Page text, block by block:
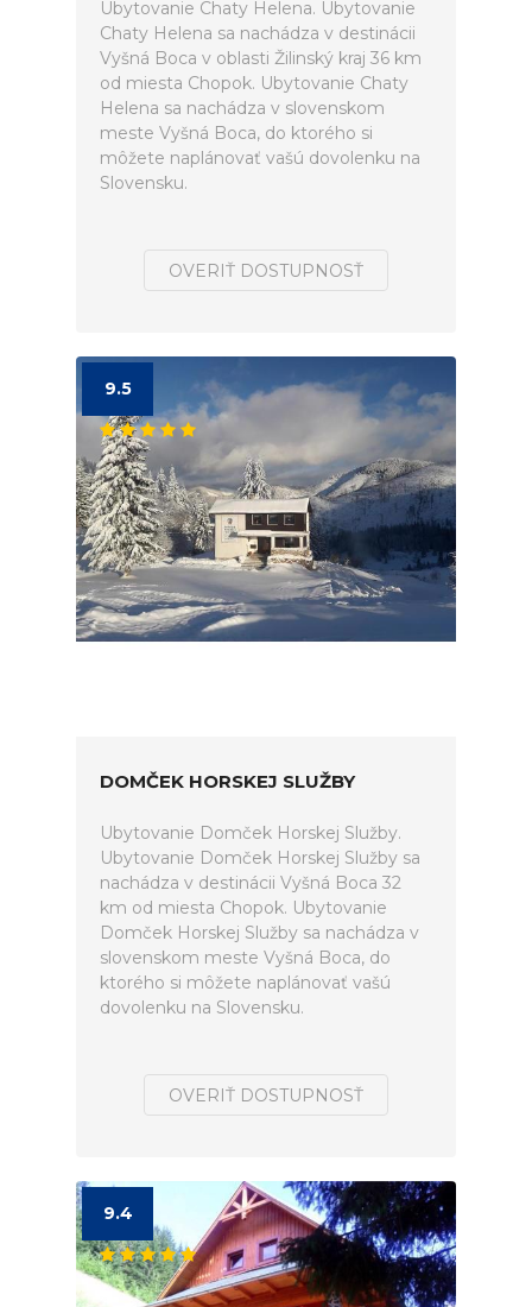
Ubytovanie Chaty Helena. Ubytovanie
Chaty Helena sa nachádza v destinácii
Vyšná Boca v oblasti Žilinský kraj 36 km
od miesta Chopok. Ubytovanie Chaty
Helena sa nachádza v slovenskom
meste Vyšná Boca, do ktorého si
môžete naplánovať vašú dovolenku na
Slovensku.
OVERIŤ DOSTUPNOSŤ
9.5
DOMČEK HORSKEJ SLUŽBY
Ubytovanie Domček Horskej Služby.
Ubytovanie Domček Horskej Služby sa
nachádza v destinácii Vyšná Boca 32
km od miesta Chopok. Ubytovanie
Domček Horskej Služby sa nachádza v
slovenskom meste Vyšná Boca, do
ktorého si môžete naplánovať vašú
dovolenku na Slovensku.
OVERIŤ DOSTUPNOSŤ
9.4